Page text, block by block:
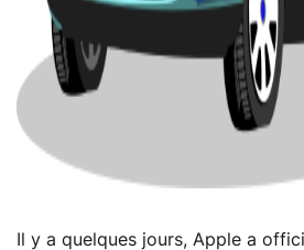
Il y a quelques jours, Apple a